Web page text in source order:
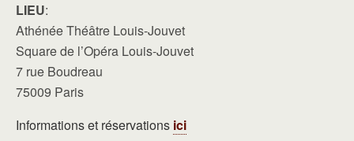
LIEU:
Athénée Théâtre Louis-Jouvet
Square de l’Opéra Louis-Jouvet
7 rue Boudreau
75009 Paris
Informations et réservations ici